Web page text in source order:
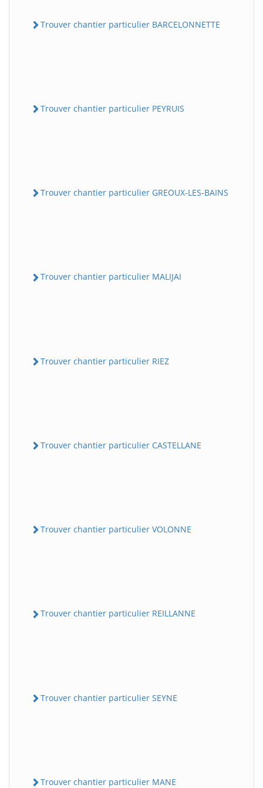
Trouver chantier particulier BARCELONNETTE
Trouver chantier particulier PEYRUIS
Trouver chantier particulier GREOUX-LES-BAINS
Trouver chantier particulier MALIJAI
Trouver chantier particulier RIEZ
Trouver chantier particulier CASTELLANE
Trouver chantier particulier VOLONNE
Trouver chantier particulier REILLANNE
Trouver chantier particulier SEYNE
Trouver chantier particulier MANE